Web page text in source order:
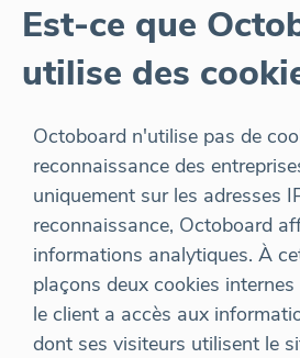
Est-ce que
utilise des
Octoboard n'utilise pas de
reconnaissance des
uniquement sur les adresses
reconnaissance, Octoboard
informations analytiques. À
plaçons deux cookies
le client a accès aux
dont ses visiteurs utilisent le